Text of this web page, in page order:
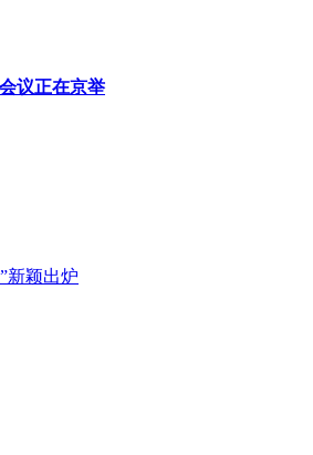
议正在京举
新颖出炉